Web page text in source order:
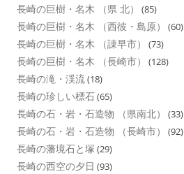
長崎の巨樹・名木 （県 北） (85)
長崎の巨樹・名木 （西彼・島原） (60)
長崎の巨樹・名木 （諌早市） (73)
長崎の巨樹・名木 （長崎市） (128)
長崎の滝・渓流(18)
長崎の珍しい標石(65)
長崎の石・岩・石造物 （県南北） (33)
長崎の石・岩・石造物 （長崎市） (92)
長崎の藩境石と塚 (29)
長崎の西空の夕日 (93)